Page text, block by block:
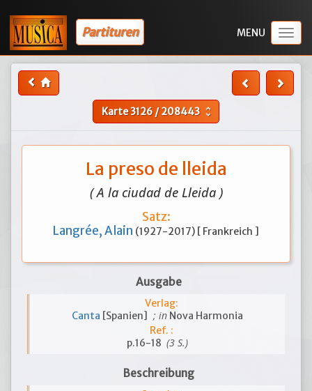
Partituren
Karte3126/208443 unfold_more
La preso de lleida
( A la ciudad de Lleida )
Satz:
Langrée, Alain (1927-2017) [ Frankreich ]
Ausgabe
Verlag:
Canta [Spanien] ; inNova Harmonia
Ref. :
p.16-18 (3 S.)
Beschreibung